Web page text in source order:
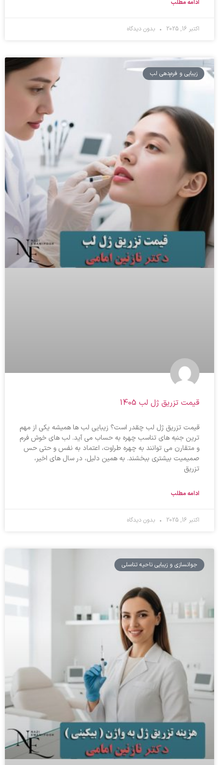
ادامه مطلب
اکتبر 16, 2025 بدون دیدگاه
زیبایی و فرم‌دهی لب
قیمت تزریق ژل لب 1405
قیمت تزریق ژل لب چقدر است؟ زیبایی لب‌ ها همیشه یکی از مهم‌
ترین جنبه‌ های تناسب چهره به حساب می‌ آید. لب‌ های خوش‌ فرم
و متقارن می‌ توانند به چهره طراوت، اعتماد به نفس و حتی حس
صمیمیت بیشتری ببخشند. به همین دلیل، در سال‌ های اخیر،
تزریق
ادامه مطلب
اکتبر 16, 2025 بدون دیدگاه
جوانسازی و زیبایی ناحیه تناسلی